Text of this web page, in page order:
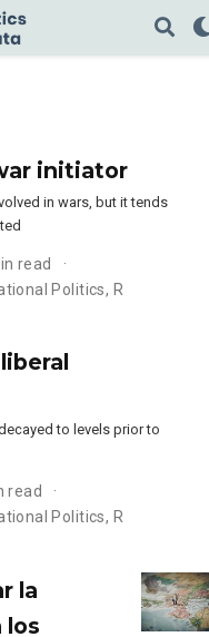
initiator
in wars, but it tends
read
Politics, R
to levels prior to
read
Politics, R
la
los